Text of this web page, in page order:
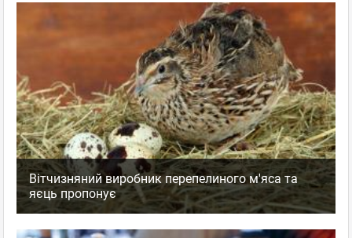
Вітчизняний виробник перепелиного м'яса та
яєць пропонує